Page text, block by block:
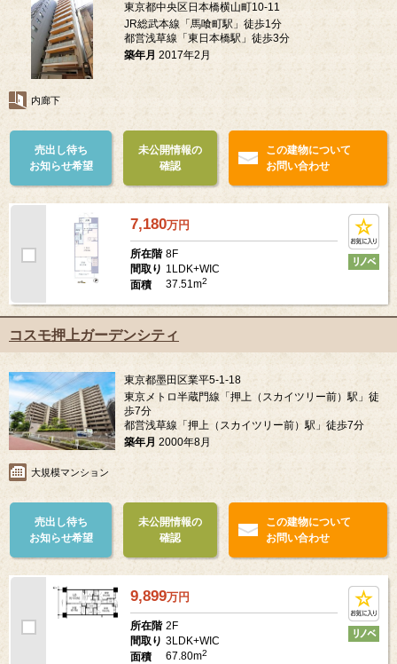
東京都中央区日本橋横山町10-11
JR総武本線「馬喰町駅」徒歩1分
都営浅草線「東日本橋駅」徒歩3分
築年月 2017年2月
内廊下
売出し待ち
お知らせ希望
未公開情報の
確認
この建物について
お問い合わせ
7,180万円
所在階 8F
間取り 1LDK+WIC
面積
37.51m2
コスモ押上ガーデンシティ
東京都墨田区業平5-1-18
東京メトロ半蔵門線「押上（スカイツリー前）駅」徒
歩7分
都営浅草線「押上（スカイツリー前）駅」徒歩7分
築年月 2000年8月
大規模マンション
売出し待ち
お知らせ希望
未公開情報の
確認
この建物について
お問い合わせ
9,899万円
所在階 2F
間取り 3LDK+WIC
面積
67.80m2